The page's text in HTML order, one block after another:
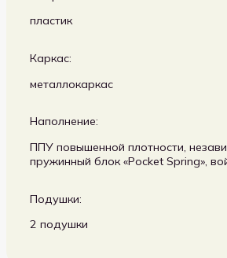
пластик
Каркас:
металлокаркас
Наполнение:
ППУ повышенной плотности,
пружинный блок «Pocket Spring»,
Подушки:
2 подушки